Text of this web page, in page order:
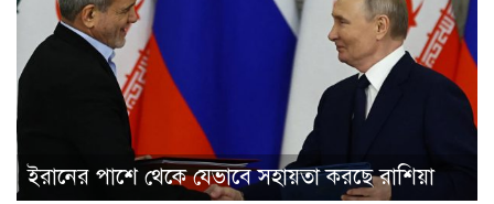
ইরানের পাশে থেকে যেভাবে সহায়তা করছে রাশিয়া